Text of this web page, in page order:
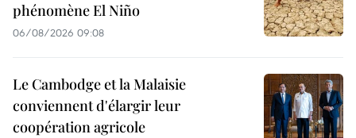
phénomène El Niño
06/08/2026 09:08
Le Cambodge et la Malaisie
conviennent d'élargir leur
coopération agricole